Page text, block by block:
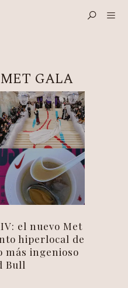
MET GALA
el nuevo Met
hiperlocal de
más ingenioso
Bull